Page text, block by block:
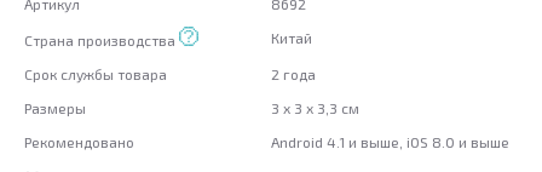
Артикул 8692
Страна производства Китай
Срок службы товара
2 года
Размеры
3 x 3 x 3,3 см
Рекомендовано
Android 4.1 и выше, iOS 8.0 и выше